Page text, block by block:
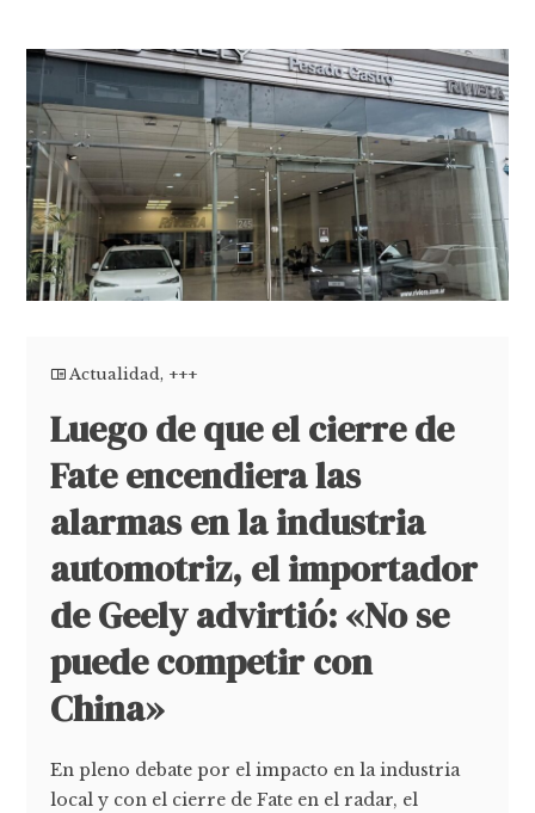
Actualidad, +++
Luego de que el cierre de
Fate encendiera las
alarmas en la industria
automotriz, el importador
de Geely advirtió: «No se
puede competir con
China»
En pleno debate por el impacto en la industria
local y con el cierre de Fate en el radar, el